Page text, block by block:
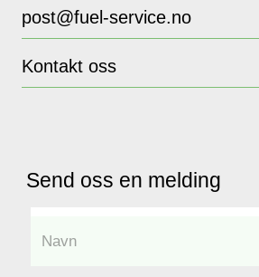
post@fuel-service.no
Kontakt oss
Send oss en melding